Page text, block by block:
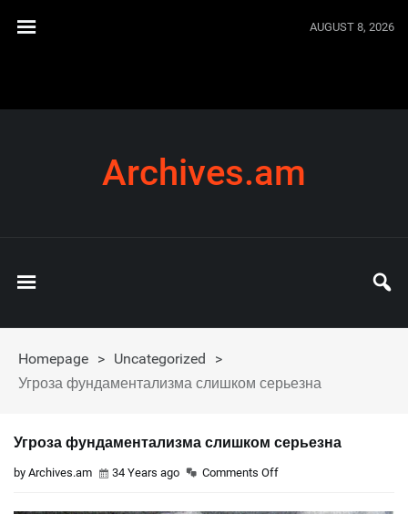
AUGUST 8, 2026
Archives.am
Homepage > Uncategorized
>
Угроза фундаментализма слишком серьезна
Угроза фундаментализма слишком серьезна
by Archives.am 34 Years ago Comments Off